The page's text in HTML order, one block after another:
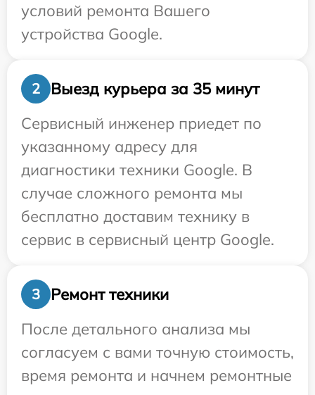
условий ремонта Вашего
устройства Google.
2
Выезд курьера за 35 минут
Сервисный инженер приедет по
указанному адресу для
диагностики техники Google. В
случае сложного ремонта мы
бесплатно доставим технику в
сервис в сервисный центр Google.
3
Ремонт техники
После детального анализа мы
согласуем с вами точную стоимость,
время ремонта и начнем ремонтные